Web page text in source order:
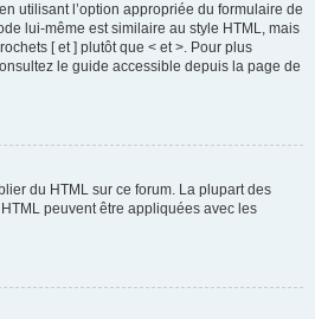
utilisant l’option appropriée du formulaire de
lui-même est similaire au style HTML, mais
[ et ] plutôt que < et >. Pour plus
le guide accessible depuis la page de
du HTML sur ce forum. La plupart des
peuvent être appliquées avec les